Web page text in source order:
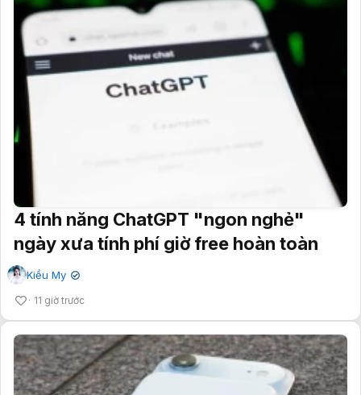
4 tính năng ChatGPT "ngon nghẻ"
ngày xưa tính phí giờ free hoàn toàn
Kiều My ✔
11 giờ trước